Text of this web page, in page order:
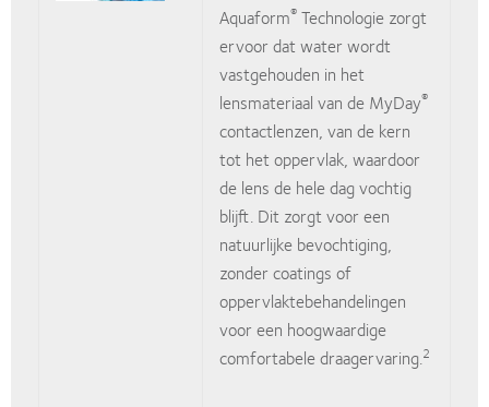
Aquaform® Technologie zorgt
ervoor dat water wordt
vastgehouden in het
lensmateriaal van de MyDay®
contactlenzen, van de kern
tot het oppervlak, waardoor
de lens de hele dag vochtig
blijft. Dit zorgt voor een
natuurlijke bevochtiging,
zonder coatings of
oppervlaktebehandelingen
voor een hoogwaardige
comfortabele draagervaring.2